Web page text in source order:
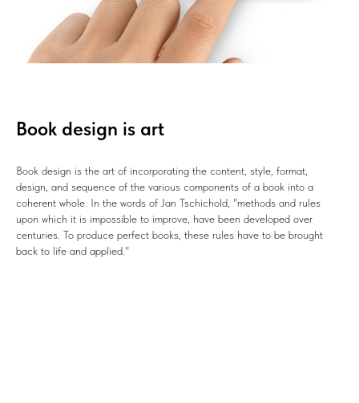
Book design is art
Book design is the art of incorporating the content, style, format,
design, and sequence of the various components of a book into a
coherent whole. In the words of Jan Tschichold, "methods and rules
upon which it is impossible to improve, have been developed over
centuries. To produce perfect books, these rules have to be brought
back to life and applied."